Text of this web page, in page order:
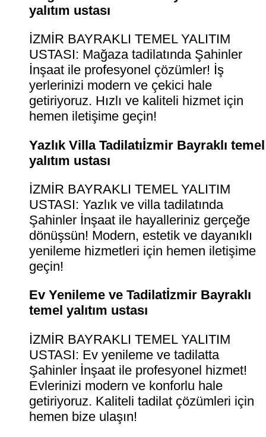
yalıtım ustası
İZMİR BAYRAKLI TEMEL YALITIM
USTASI: Mağaza tadilatında Şahinler
İnşaat ile profesyonel çözümler! İş
yerlerinizi modern ve çekici hale
getiriyoruz. Hızlı ve kaliteli hizmet için
hemen iletişime geçin!
Yazlık Villa Tadilatıİzmir Bayraklı temel
yalıtım ustası
İZMİR BAYRAKLI TEMEL YALITIM
USTASI: Yazlık ve villa tadilatında
Şahinler İnşaat ile hayalleriniz gerçeğe
dönüşsün! Modern, estetik ve dayanıklı
yenileme hizmetleri için hemen iletişime
geçin!
Ev Yenileme ve Tadilatİzmir Bayraklı
temel yalıtım ustası
İZMİR BAYRAKLI TEMEL YALITIM
USTASI: Ev yenileme ve tadilatta
Şahinler İnşaat ile profesyonel hizmet!
Evlerinizi modern ve konforlu hale
getiriyoruz. Kaliteli tadilat çözümleri için
hemen bize ulaşın!